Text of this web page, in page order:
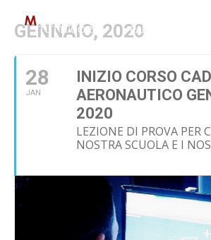
TUTTI CORSI PAR GOL
GENNAIO, 2020
28
JAN
INIZIO CORSO CAD
AERONAUTICO
2020
LEZIONE DI PROVA PER
NOSTRA SCUOLA E I